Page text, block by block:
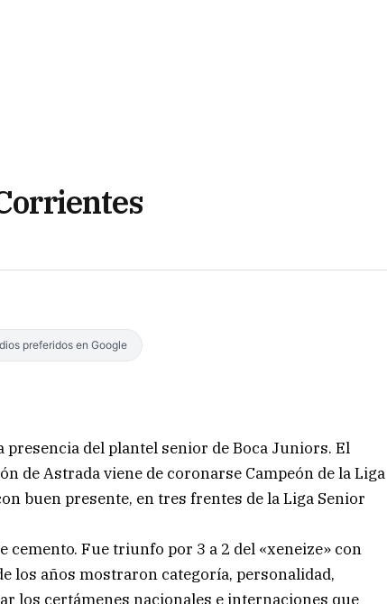
preferidos en Google
del plantel senior de Boca Juniors. El
de Astrada viene de coronarse Campeón de la Liga
buen presente, en tres frentes de la Liga Senior
Fue triunfo por 3 a 2 del «xeneize» con
los años mostraron categoría, personalidad,
los certámenes nacionales e internaciones que